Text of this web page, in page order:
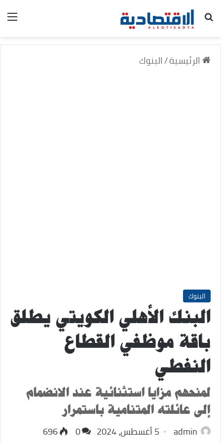
بحث عن
الرئيسية/البنوك
البنوك
البنك الأهلي الكويتي يطلق
باقة موظفي القطاع
النفطي
لمنحهم مزايا استثنائية عند الانضمام
إلى عائلته المتنامية باستمرار
admin 5 أغسطس، 2024 0
696